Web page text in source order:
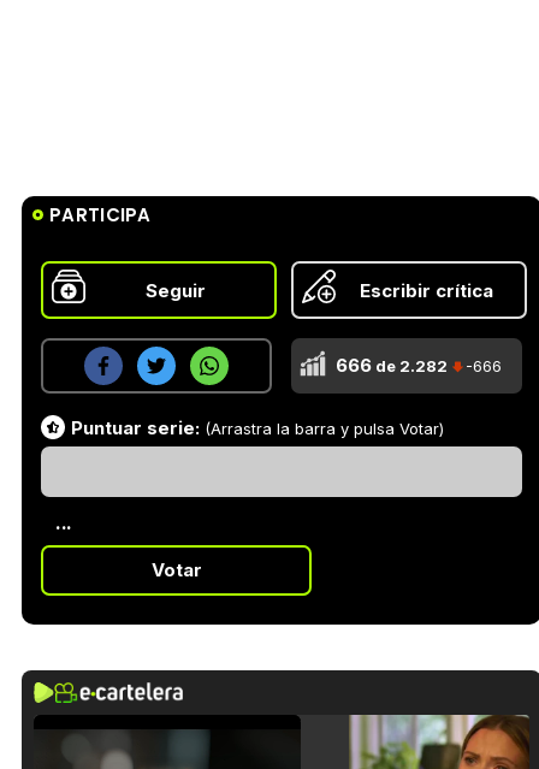
PARTICIPA
Seguir Escribir crítica
666 de 2.282 -666
Puntuar serie: (Arrastra la barra y pulsa Votar)
...
Votar